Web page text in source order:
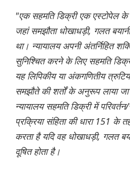
"एक सहमति डिक्री एक एस्टोपेल के
जहां समझौता धोखाधड़ी, गलत
था। न्यायालय अपनी अंतर्निहित
सुनिश्चित करने के लिए सहमति
यह लिपिकीय या अंकगणितीय
समझौते की शर्तों के अनुरूप लाया
न्यायालय सहमति डिक्री में
प्रक्रिया संहिता की धारा 151 के
करता है यदि वह धोखाधड़ी, गलत
दूषित होता है।